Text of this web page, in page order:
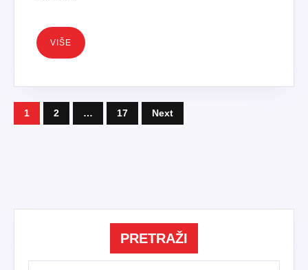
VIŠE VIŠE
POSTS
PAGINATION
1 2 … 17 Next
PRETRAŽI